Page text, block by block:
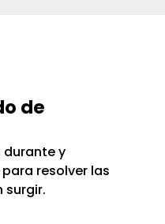
de
y
resolver las
surgir.